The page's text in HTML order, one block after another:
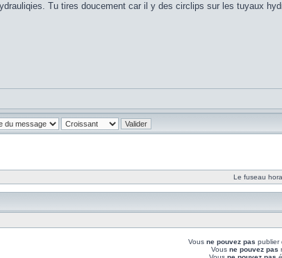
Tu tires doucement car il y des circlips sur les tuyaux
Le fuseau
Vous ne pouvez pas publier
Vous ne pouvez pas